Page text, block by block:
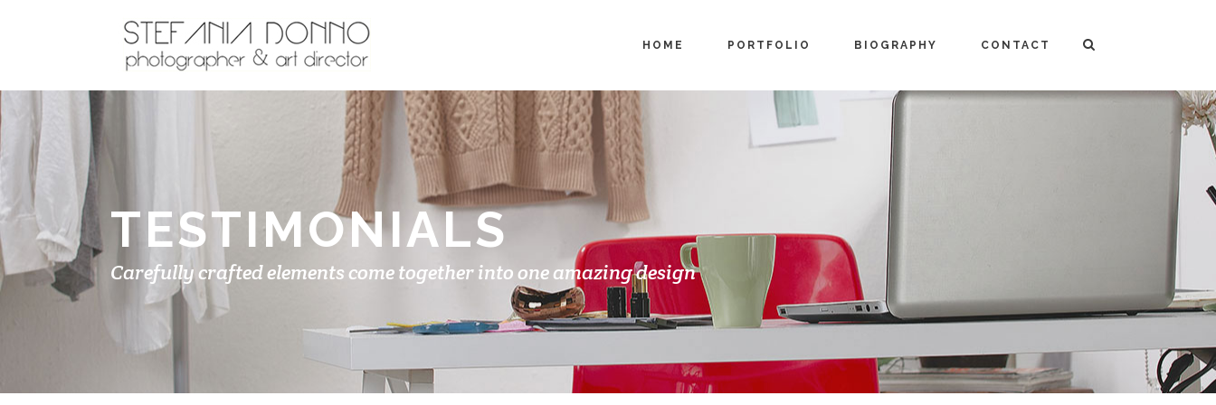
HOME PORTFOLIO BIOGRAPHY CONTACT
TESTIMONIALS
Carefully crafted elements come together into one amazing design